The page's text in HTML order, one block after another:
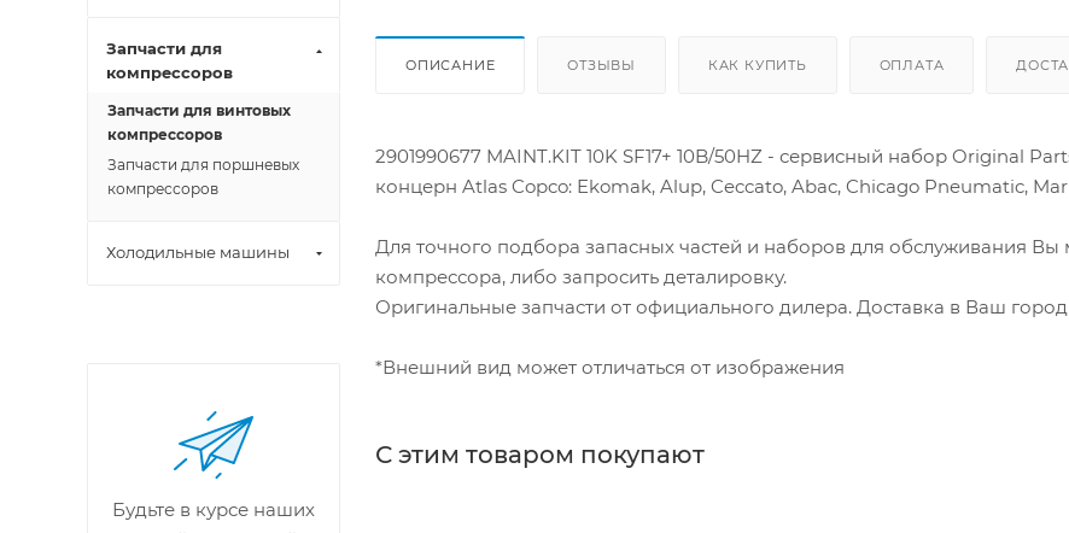
ОПИСАНИЕ ОТЗЫВЫ КАК КУПИТЬ ОПЛАТА
2901990677 MAINT.KIT 10K SF17+ 10B/50HZ - сервисный набор Original
концерн Atlas Copco: Ekomak, Alup, Ceccato, Abac, Chicago Pneumatic,
Для точного подбора запасных частей и наборов для обслуживания
компрессора, либо запросить деталировку.
Оригинальные запчасти от официального дилера. Доставка в Ваш
*Внешний вид может отличаться от изображения
С этим товаром покупают
Запчасти для
компрессоров
Запчасти для винтовых
компрессоров
Запчасти для поршневых
компрессоров
Холодильные машины
Будьте в курсе наших